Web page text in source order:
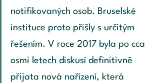
notifikovaných osob. Bruselské
instituce proto přišly s určitým
řešením. V roce 2017 byla po cca
osmi letech diskusí definitivně
přijata nová nařízení, která